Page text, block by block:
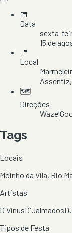
📅
Data
sexta-
15 de
📍
Local
Assentiz
🗺️
Direções
Waze|
Tags
Locais
Moinho da Vila, Rio
Artistas
D VinusD'Jalmados
Tipos de Festa